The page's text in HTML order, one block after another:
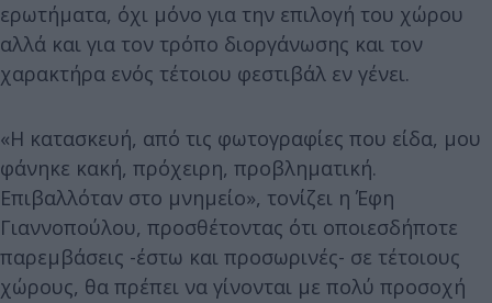
ερωτήματα, όχι μόνο για την επιλογή του χώρου
αλλά και για τον τρόπο διοργάνωσης και τον
χαρακτήρα ενός τέτοιου φεστιβάλ εν γένει.
«Η κατασκευή, από τις φωτογραφίες που είδα, μου
φάνηκε κακή, πρόχειρη, προβληματική.
Επιβαλλόταν στο μνημείο», τονίζει η Έφη
Γιαννοπούλου, προσθέτοντας ότι οποιεσδήποτε
παρεμβάσεις -έστω και προσωρινές- σε τέτοιους
χώρους, θα πρέπει να γίνονται με πολύ προσοχή